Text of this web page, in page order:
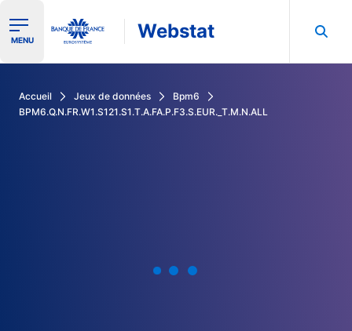
Ouvrir le menu de navigation
MENU Webstat
Accueil Jeux de données
Bpm6
BPM6.Q.N.FR.W1.S121.S1.T.A.FA.P.F3.S.EUR._T.M.N.ALL